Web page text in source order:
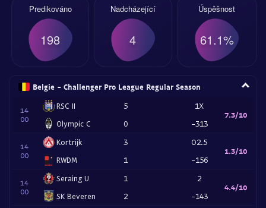
Predikováno
198
Nadcházející
4
Úspěšnost
61.1%
Belgie - Challenger Pro League Regular Season
14
00
RSC II
Olympic C
5
0
1X
-313
7.3/10
14
00
Kortrijk
RWDM
3
1
O2.5
-156
1.3/10
14
00
Seraing U
SK Beveren
1
2
2
-143
4.4/10